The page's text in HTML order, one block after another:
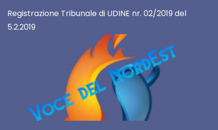
Registrazione Tribunale di UDINE nr. 02/2019 del
5.2.2019